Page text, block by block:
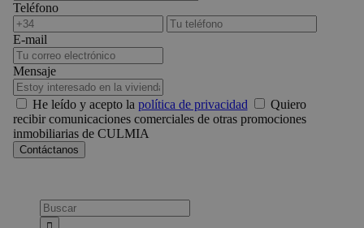
Teléfono
E-mail
Mensaje
He leído y acepto la política de privacidad
Quiero
recibir comunicaciones comerciales de otras promociones
inmobiliarias de CULMIA
Busca: